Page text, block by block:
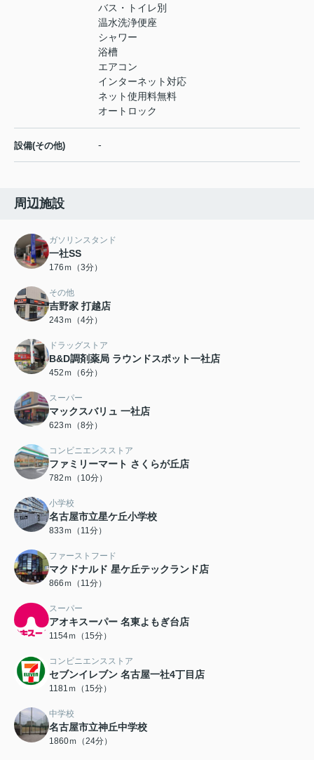
バス・トイレ別
温水洗浄便座
シャワー
浴槽
エアコン
インターネット対応
ネット使用料無料
オートロック
設備(その他) -
周辺施設
ガソリンスタンド
一社SS
176ｍ（3分）
その他
吉野家 打越店
243ｍ（4分）
ドラッグストア
B&D調剤薬局 ラウンドスポット一社店
452ｍ（6分）
スーパー
マックスバリュ 一社店
623ｍ（8分）
コンビニエンスストア
ファミリーマート さくらが丘店
782ｍ（10分）
小学校
名古屋市立星ケ丘小学校
833ｍ（11分）
ファーストフード
マクドナルド 星ケ丘テックランド店
866ｍ（11分）
スーパー
アオキスーパー 名東よもぎ台店
1154ｍ（15分）
コンビニエンスストア
セブンイレブン 名古屋一社4丁目店
1181ｍ（15分）
中学校
名古屋市立神丘中学校
1860ｍ（24分）